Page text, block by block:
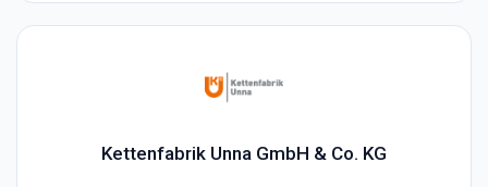
Kettenfabrik Unna GmbH & Co. KG